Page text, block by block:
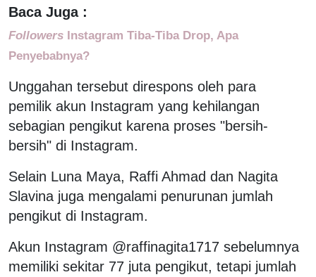
Baca Juga :
Followers Instagram Tiba-Tiba Drop, Apa
Penyebabnya?
Unggahan tersebut direspons oleh para
pemilik akun Instagram yang kehilangan
sebagian pengikut karena proses "bersih-
bersih" di Instagram.
Selain Luna Maya, Raffi Ahmad dan Nagita
Slavina juga mengalami penurunan jumlah
pengikut di Instagram.
Akun Instagram @raffinagita1717 sebelumnya
memiliki sekitar 77 juta pengikut, tetapi jumlah